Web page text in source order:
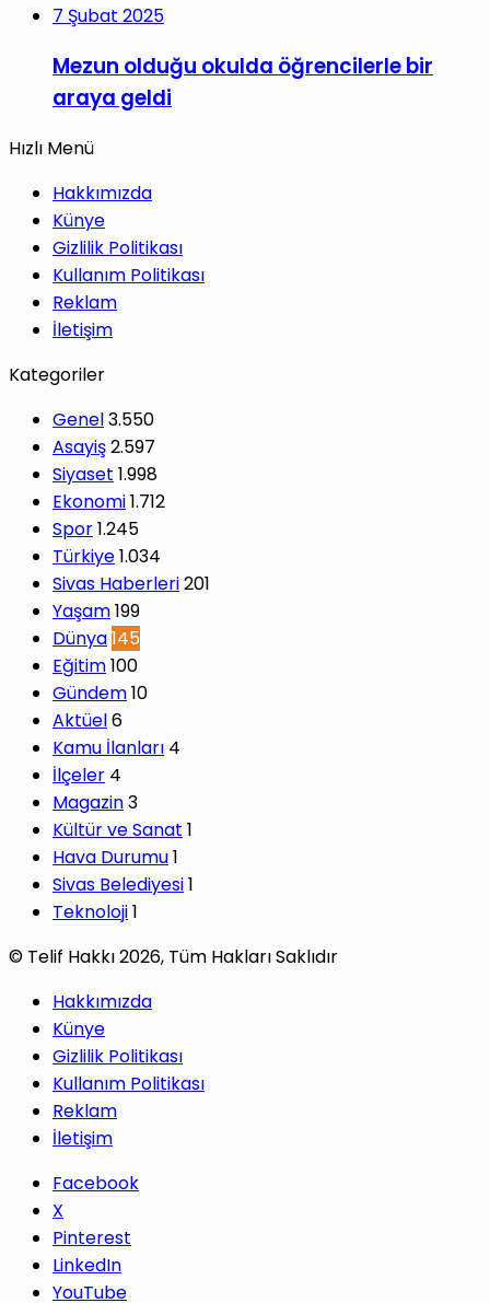
7 Şubat 2025
Mezun olduğu okulda öğrencilerle bir
araya geldi
Hızlı Menü
Hakkımızda
Künye
Gizlilik Politikası
Kullanım Politikası
Reklam
İletişim
Kategoriler
Genel3.550
Asayiş2.597
Siyaset 1.998
Ekonomi1.712
Spor1.245
Türkiye1.034
Sivas Haberleri201
Yaşam199
Dünya145
Eğitim100
Gündem10
Aktüel6
Kamu İlanları 4
İlçeler 4
Magazin3
Kültür ve Sanat 1
Hava Durumu1
Sivas Belediyesi1
Teknoloji1
© Telif Hakkı 2026, Tüm Hakları Saklıdır
Hakkımızda
Künye
Gizlilik Politikası
Kullanım Politikası
Reklam
İletişim
Facebook
X
Pinterest
LinkedIn
YouTube